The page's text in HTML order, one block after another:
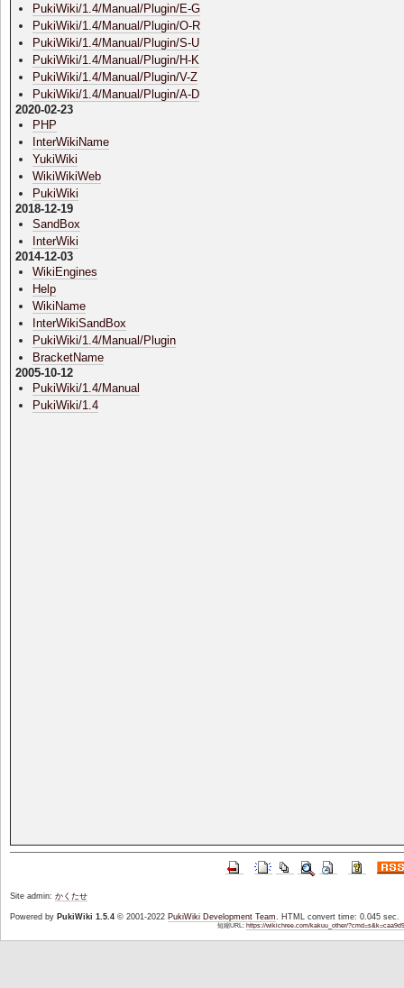
PukiWiki/1.4/Manual/Plugin/E-G
PukiWiki/1.4/Manual/Plugin/O-R
PukiWiki/1.4/Manual/Plugin/S-U
PukiWiki/1.4/Manual/Plugin/H-K
PukiWiki/1.4/Manual/Plugin/V-Z
PukiWiki/1.4/Manual/Plugin/A-D
2020-02-23
PHP
InterWikiName
YukiWiki
WikiWikiWeb
PukiWiki
2018-12-19
SandBox
InterWiki
2014-12-03
WikiEngines
Help
WikiName
InterWikiSandBox
PukiWiki/1.4/Manual/Plugin
BracketName
2005-10-12
PukiWiki/1.4/Manual
PukiWiki/1.4
Site admin: かくたせ
Powered by PukiWiki 1.5.4© 2001-2022 PukiWiki Development Team. HTML convert time: 0.045 sec.
短縮URL:https://wikichree.com/kakuu_other/